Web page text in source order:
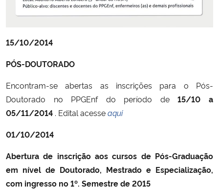
15/10/2014
PÓS-DOUTORADO
Encontram-se abertas as inscrições para o Pós-
Doutorado no PPGEnf do período de15/10 a
05/11/2014 . Edital acesseaqui
01/10/2014
Abertura de inscrição aos cursos de Pós-Graduação
em nível de Doutorado, Mestrado e Especialização,
com ingresso no 1º. Semestre de 2015